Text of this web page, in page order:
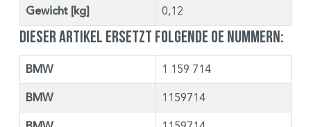
Gewicht [kg] 0,12
Dieser Artikel ersetzt folgende OE Nummern:
BMW 1 159 714
BMW 1159714